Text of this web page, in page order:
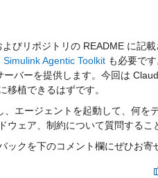
びリポジトリの README に記載
Simulink Agentic Toolkit も必要で
バーを提供します。今回は
植できるはずです。
エージェントを起動して、何を
ェア、制約について質問するこ
クを下のコメント欄にぜひお寄